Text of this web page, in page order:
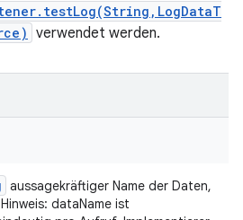
verwendet werden.
aussagekräftiger Name der Daten,
dataName ist